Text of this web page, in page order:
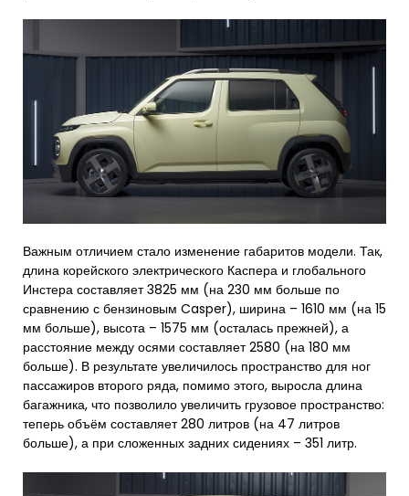
Важным отличием стало изменение габаритов модели. Так,
длина корейского электрического Каспера и глобального
Инстера составляет 3825 мм (на 230 мм больше по
сравнению с бензиновым Casper), ширина – 1610 мм (на 15
мм больше), высота – 1575 мм (осталась прежней), а
расстояние между осями составляет 2580 (на 180 мм
больше). В результате увеличилось пространство для ног
пассажиров второго ряда, помимо этого, выросла длина
багажника, что позволило увеличить грузовое пространство:
теперь объём составляет 280 литров (на 47 литров
больше), а при сложенных задних сидениях – 351 литр.